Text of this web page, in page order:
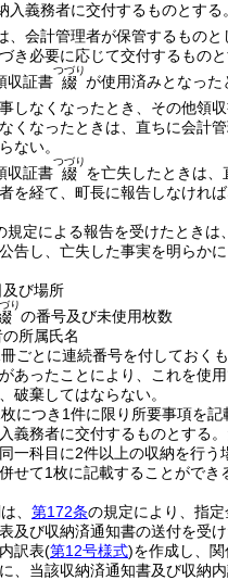
入義務者に交付するものとする。
、会計管理者が保管するものと
き必要に応じて交付するものと
収証書 綴
つづり
が使用済みとなった
しなくなったとき、その他領
くなったときは、直ちに会計
ない。
収証書 綴
つづり
を亡失したときは、
を経て、町長に報告しなけれ
規定による報告を受けたときは
告し、亡失した事実を明らか
び場所
り
の番号及び未使用枚数
所属氏名
ごとに連続番号を付しておくも
あったことにより、これを使
破棄してはならない。
につき1件に限り所要事項を記
義務者に交付するものとする。
一科目に2件以上の収納を行う
せて1枚に記載することができ
、 第172条の規定により、指定
及び収納済通知書の送付を受け
訳表(第12号様式)を作成し、
、当該収納済通知書及び収納